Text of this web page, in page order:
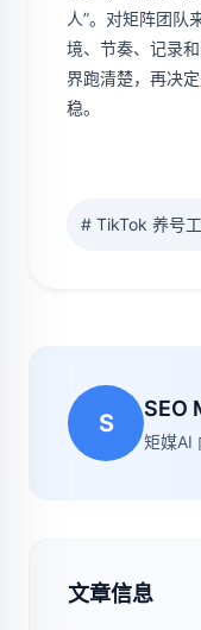
人”。对矩阵团队
境、节奏、记录
界跑清楚，再决
稳。
# TikTok 养号
S
SEO
矩媒AI
文章信息